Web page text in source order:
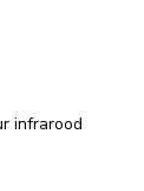
infrarood